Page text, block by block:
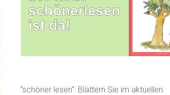
"schöner lesen": Blättern Sie im aktuellen